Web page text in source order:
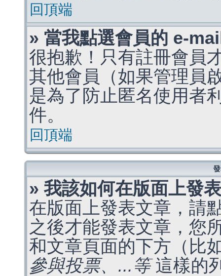
回頂端
» 當我點選會員的 e-
很抱歉！只有註冊會員
其他會員（如果管理員
是為了防止匿名使用者
件。
回頂端
» 我該如何在版面上發
在版面上發表文章，請
之後才能發表文章，您
和文章頁面的下方（比
參與投票、...等這樣的